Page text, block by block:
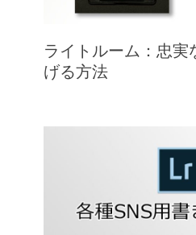
ライトルーム：忠実
げる方法